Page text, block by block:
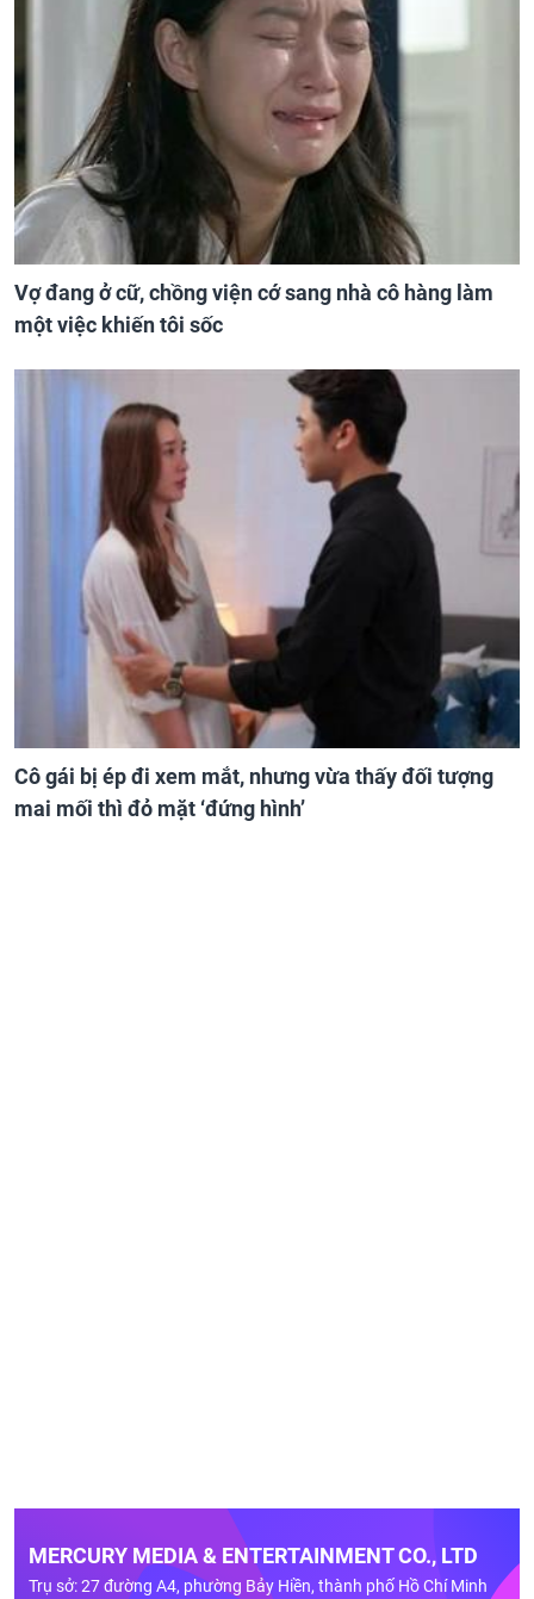
Vợ đang ở cữ, chồng viện cớ sang nhà cô hàng làm
một việc khiến tôi sốc
Cô gái bị ép đi xem mắt, nhưng vừa thấy đối tượng
mai mối thì đỏ mặt ‘đứng hình’
MERCURY MEDIA & ENTERTAINMENT CO., LTD
Trụ sở: 27 đường A4, phường Bảy Hiền, thành phố Hồ Chí Minh